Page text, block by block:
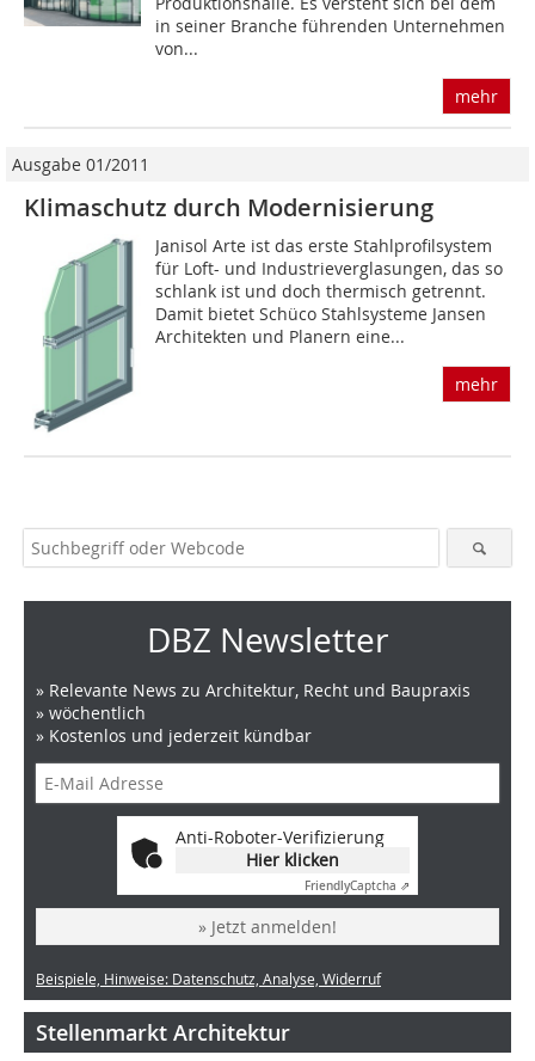
in seiner Branche führenden Unternehmen
von...
mehr
Ausgabe 01/2011
Klimaschutz durch Modernisierung
Janisol Arte ist das erste Stahlprofilsystem
für Loft- und Industrieverglasungen, das so
schlank ist und doch thermisch getrennt.
Damit bietet Schüco Stahlsysteme Jansen
Architekten und Planern eine...
mehr
DBZ Newsletter
» Relevante News zu Architektur, Recht und Baupraxis
» wöchentlich
» Kostenlos und jederzeit kündbar
Anti-Roboter-Verifizierung
Hier klicken
FriendlyCaptcha ⇗
» Jetzt anmelden!
Beispiele, Hinweise: Datenschutz, Analyse, Widerruf
Stellenmarkt Architektur